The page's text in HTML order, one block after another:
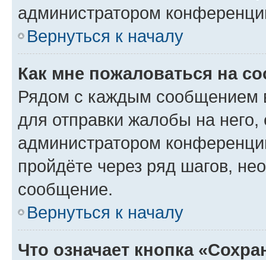
администратором
Вернуться к началу
Как мне пожаловаться на
Рядом с каждым сообщением
для отправки жалобы на
администратором
пройдёте через ряд шагов,
сообщение.
Вернуться к началу
Что означает кнопка